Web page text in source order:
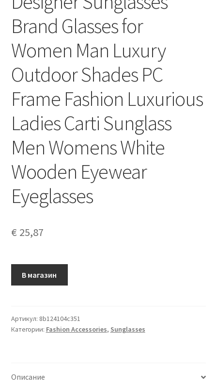
Brand Glasses for
Women Man Luxury
Outdoor Shades PC
Frame Fashion Luxurious
Ladies Carti Sunglass
Men Womens White
Wooden Eyewear
Eyeglasses
€ 25,87
В магазин
Артикул: 8b124104c351
Категории: Fashion Accessories, Sunglasses
Описание